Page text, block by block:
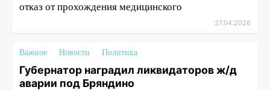
отказ от прохождения медицинского
27.04.2026
Важное Новости Политика
Губернатор наградил ликвидаторов ж/д
аварии под Бряндино